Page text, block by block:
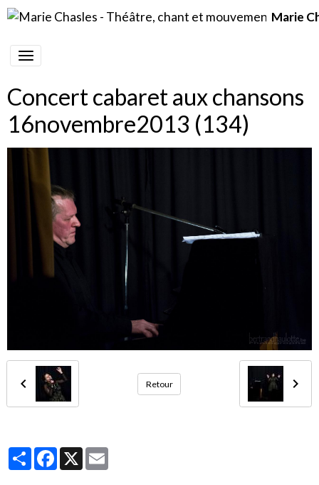
Marie
Concert cabaret aux chansons
16novembre2013 (134)
Retour
PartagerFacebook
X